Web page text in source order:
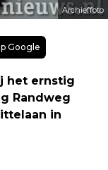
Archieffoto
Google
het ernstig
Randweg
in